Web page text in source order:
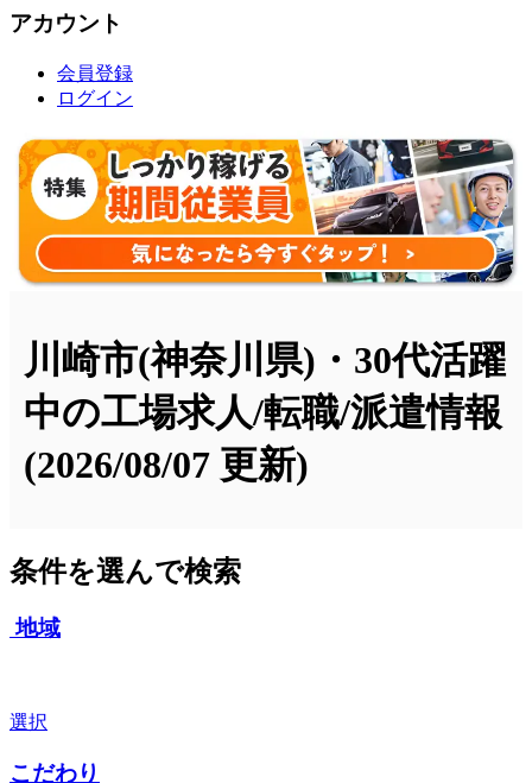
アカウント
会員登録
ログイン
川崎市(神奈川県)・30代活躍
中の工場求人/転職/派遣情報
(2026/08/07 更新)
条件を選んで検索
地域
選択
こだわり